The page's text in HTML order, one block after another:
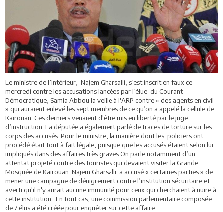
Le ministre de l’Intérieur, Najem Gharsalli, s’est inscrit en faux ce
mercredi contre les accusations lancées par l’élue du Courant
Démocratique, Samia Abbou la veille à l'ARP contre « des agents en civil
» qui auraient enlevé les sept membres de ce qu’on a appelé la cellule de
Kairouan. Ces derniers venaient d'être mis en liberté par le juge
d’instruction. La députée a également parlé de traces de torture sur les
corps des accusés. Pour le ministre, la manière dont les policiers ont
procédé était tout à fait légale, puisque que les accusés étaient selon lui
impliqués dans des affaires très graves.On parle notamment d’un
attentat projeté contre des touristes qui devaient visiter la Grande
Mosquée de Kairouan. Najem Gharsalli a accusé « certaines parties » de
mener une campagne de dénigrement contre l’institution sécuritaire et
averti qu'il n'y aurait aucune immunité pour ceux qui cherchaient à nuire à
cette institution. En tout cas, une commission parlementaire composée
de 7 élus a été créée pour enquêter sur cette affaire.